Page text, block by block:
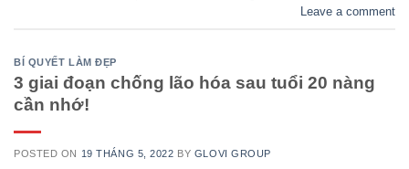
Leave a comment
BÍ QUYẾT LÀM ĐẸP
3 giai đoạn chống lão hóa sau tuổi 20 nàng
cần nhớ!
POSTED ON 19 THÁNG 5, 2022 BY GLOVI GROUP